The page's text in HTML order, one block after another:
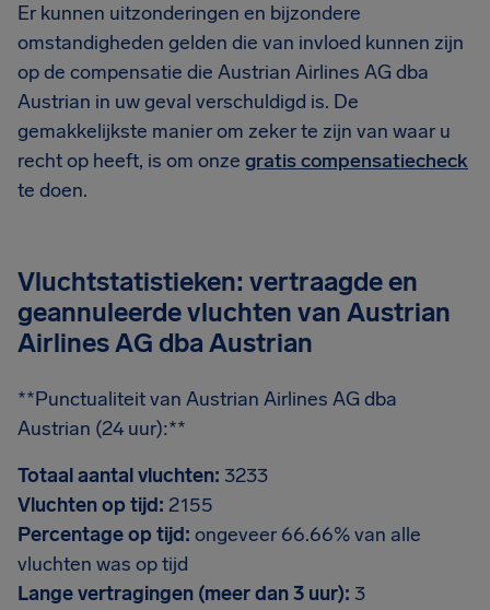
Er kunnen uitzonderingen en bijzondere
omstandigheden gelden die van invloed kunnen zijn
op de compensatie die Austrian Airlines AG dba
Austrian in uw geval verschuldigd is. De
gemakkelijkste manier om zeker te zijn van waar u
recht op heeft, is om onze gratis compensatiecheck
te doen.
Vluchtstatistieken: vertraagde en
geannuleerde vluchten van Austrian
Airlines AG dba Austrian
**Punctualiteit van Austrian Airlines AG dba
Austrian (24 uur):**
Totaal aantal vluchten: 3233
Vluchten op tijd: 2155
Percentage op tijd: ongeveer 66.66% van alle
vluchten was op tijd
Lange vertragingen (meer dan 3 uur): 3